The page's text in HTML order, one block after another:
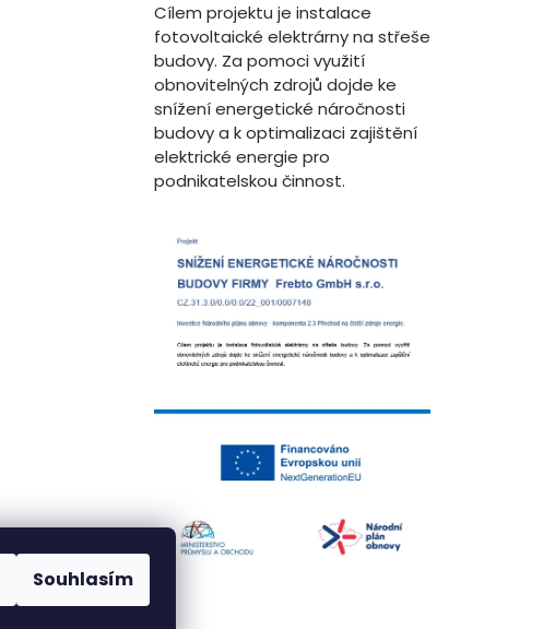
Souhlasím
Cílem projektu je instalace
fotovoltaické elektrárny na střeše
budovy. Za pomoci využití
obnovitelných zdrojů dojde ke
snížení energetické náročnosti
budovy a k optimalizaci zajištění
elektrické energie pro
podnikatelskou činnost.